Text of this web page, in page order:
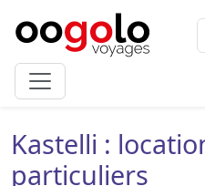
Kastelli :
particuliers